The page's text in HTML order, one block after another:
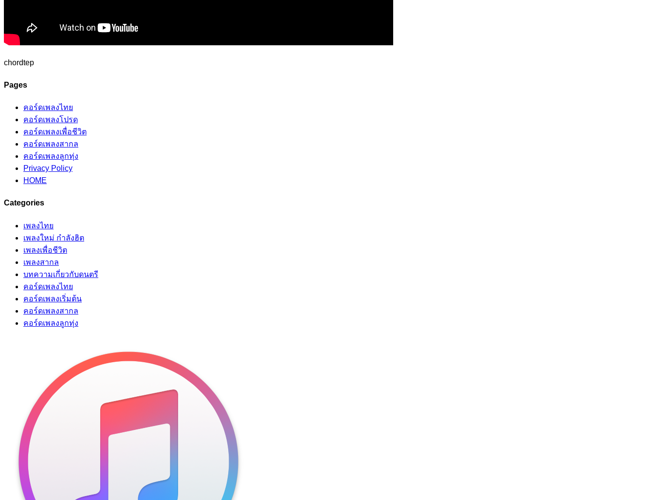
chordtep
Pages
คอร์ดเพลงไทย
คอร์ดเพลงโปรด
คอร์ดเพลงเพื่อชีวิต
คอร์ดเพลงสากล
คอร์ดเพลงลูกทุ่ง
Privacy Policy
HOME
Categories
เพลงไทย
เพลงใหม่ กำลังฮิต
เพลงเพื่อชีวิต
เพลงสากล
บทความเกี่ยวกับดนตรี
คอร์ดเพลงไทย
คอร์ดเพลงเริ่มต้น
คอร์ดเพลงสากล
คอร์ดเพลงลูกทุ่ง